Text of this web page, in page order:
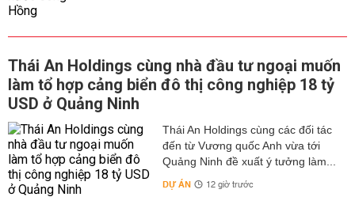
Thái An Holdings cùng nhà đầu tư ngoại muốn
làm tổ hợp cảng biển đô thị công nghiệp 18 tỷ
USD ở Quảng Ninh
Thái An Holdings cùng các đối tác
đến từ Vương quốc Anh vừa tới
Quảng Ninh đề xuất ý tưởng làm...
DỰ ÁN 12 giờ trước